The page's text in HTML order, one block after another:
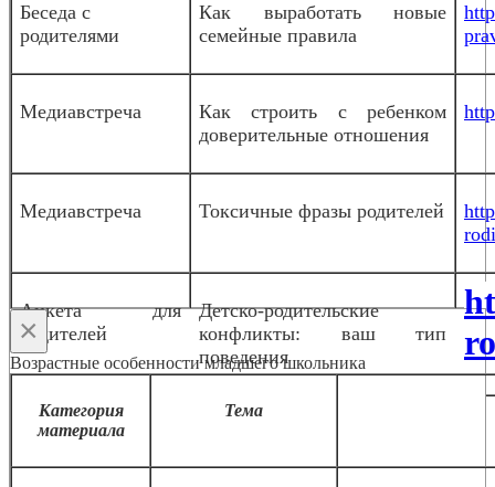
Беседа с
родителями
Как выработать новые
семейные правила
Медиавстреча
Как строить с ребенком
доверительные отношения
Медиавстреча Токсичные фразы родителей
Анкета для
родителей
Детско-родительские
конфликты: ваш тип
поведения
×
Возрастные особенности младшего школьника
Категория
материала
Тема